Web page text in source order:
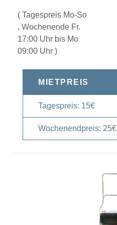
( Tagespreis Mo-So
, Wochenende Fr.
17:00 Uhr bis Mo
09:00 Uhr )
MIETPREIS
Tagespreis: 15€
Wochenendpreis: 25€